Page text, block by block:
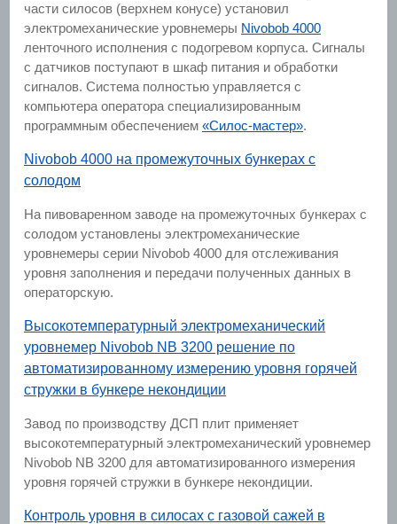
части силосов (верхнем конусе) установил
электромеханические уровнемеры Nivobob 4000
ленточного исполнения с подогревом корпуса. Сигналы
с датчиков поступают в шкаф питания и обработки
сигналов. Система полностью управляется с
компьютера оператора специализированным
программным обеспечением «Силос-мастер».
Nivobob 4000 на промежуточных бункерах с
солодом
На пивоваренном заводе на промежуточных бункерах с
солодом установлены электромеханические
уровнемеры серии Nivobob 4000 для отслеживания
уровня заполнения и передачи полученных данных в
операторскую.
Высокотемпературный электромеханический
уровнемер Nivobob NB 3200 решение по
автоматизированному измерению уровня горячей
стружки в бункере некондиции
Завод по производству ДСП плит применяет
высокотемпературный электромеханический уровнемер
Nivobob NB 3200 для автоматизированного измерения
уровня горячей стружки в бункере некондиции.
Контроль уровня в силосах с газовой сажей в